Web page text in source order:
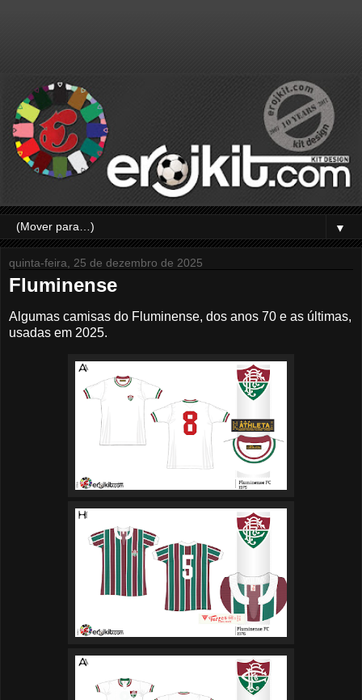
▼
quinta-feira, 25 de dezembro de 2025
Fluminense
Algumas camisas do Fluminense, dos anos 70 e as últimas,
usadas em 2025.